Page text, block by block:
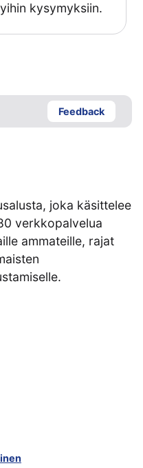
kysymyksiin.
Feedback
joka käsittelee
verkkopalvelua
ammateille, rajat